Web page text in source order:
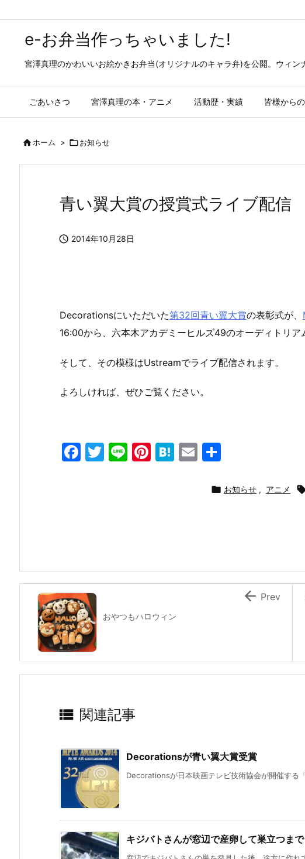
e-お弁当作っちゃいました!
宮澤真理のかわいいお絵かきお弁当(オリジナルのキャラ弁)を公開。ウィ
ごあいさつ 宮澤真理の本・アニメ 活動歴・実績 皆様から
ホーム > お知らせ
青い翼大賞の授賞式ライブ配信
 2014年10月28日
Decorationsにいただいた第32回青い翼大賞の表彰式が、
16:00から、六本木アカデミーヒルズ49のオーディトリア
そして、その模様はUstreamでライブ配信されます。
よろしければ、ぜひご覧ください。
F
k
T
Li Pi H
E
ai お知らせ , アニメ
おやつもハロウィン
 Prev
 関連記事
Decorationsが青い翼大賞受賞
Decorationsが日本映画テレビ技術協会が開催する
キジバトさんが窓辺で産卵して巣立つまで